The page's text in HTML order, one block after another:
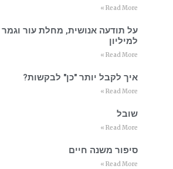
Read More »
על תודעה אנושית, מחלת עור
למיליון
Read More »
איך לקבל יותר "כן" לבקשות?
Read More »
שובל
Read More »
סיפור משנה חיים
Read More »